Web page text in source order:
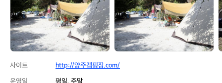
사이트
http://양주캠핑장.com/
운영일
평일, 주말